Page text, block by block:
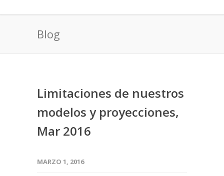
Blog
Limitaciones de nuestros
modelos y proyecciones,
Mar 2016
MARZO 1, 2016